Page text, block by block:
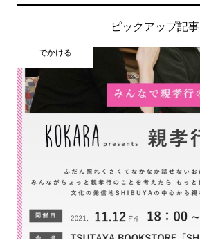
ピックアップ記事
でかける